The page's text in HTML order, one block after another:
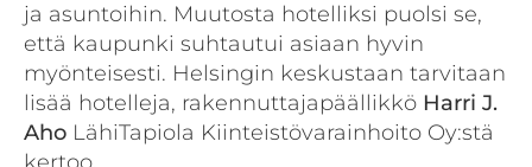
ja asuntoihin. Muutosta hotelliksi puolsi se,
että kaupunki suhtautui asiaan hyvin
myönteisesti. Helsingin keskustaan tarvitaan
lisää hotelleja, rakennuttajapäällikkö Harri J.
Aho LähiTapiola Kiinteistövarainhoito Oy:stä